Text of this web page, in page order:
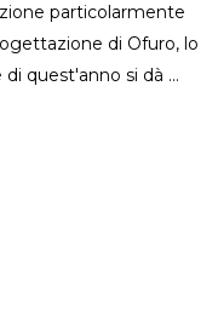
particolarmente
di Ofuro, lo
quest'anno si dà